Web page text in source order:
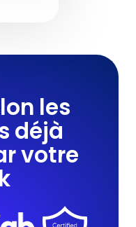
les
déjà
votre